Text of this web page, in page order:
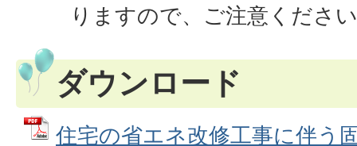
りますので、ご注意くださ
ダウンロード
住宅の省エネ改修工事に伴う